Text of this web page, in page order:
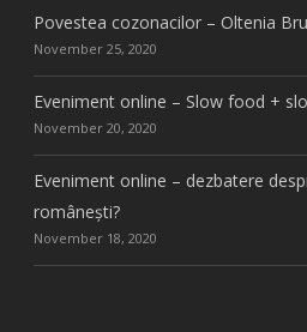
Povestea cozonacilor – Oltenia
November 25, 2020
Eveniment online – Slow food +
November 20, 2020
Eveniment online – dezbatere
românești?
November 18, 2020